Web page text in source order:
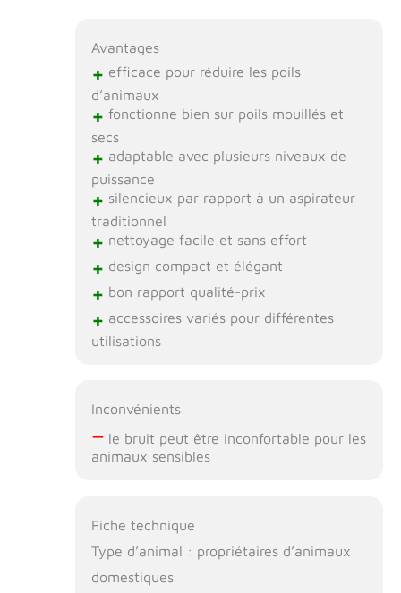
Avantages
+ efficace pour réduire les poils
d’animaux
+ fonctionne bien sur poils mouillés et
secs
+ adaptable avec plusieurs niveaux de
puissance
+ silencieux par rapport à un aspirateur
traditionnel
+ nettoyage facile et sans effort
+ design compact et élégant
+ bon rapport qualité-prix
+ accessoires variés pour différentes
utilisations
Inconvénients
–le bruit peut être inconfortable pour les
animaux sensibles
Fiche technique
Type d’animal : propriétaires d’animaux
domestiques